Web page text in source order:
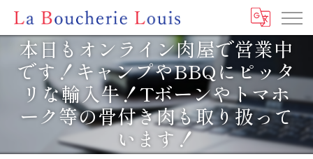
本日もオンライン肉屋で営業中
です！キャンプやBBQにピッタ
リな輸入牛！Tボーンやトマホ
ーク等の骨付き肉も取り扱って
います！